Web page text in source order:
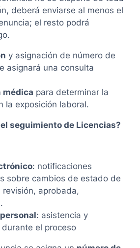
deberá enviarse al menos el
el resto podrá
y asignación de número de
asignará una consulta
médica para determinar la
la exposición laboral.
seguimiento de Licencias?
: notificaciones
sobre cambios de estado de
revisión, aprobada,
: asistencia y
el proceso